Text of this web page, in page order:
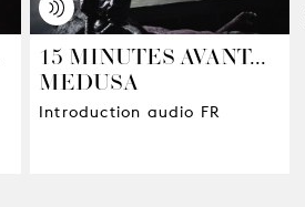
15 MINUTES AVANT...
MEDUSA
Introduction audio FR